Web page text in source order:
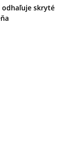
odhaľuje skryté